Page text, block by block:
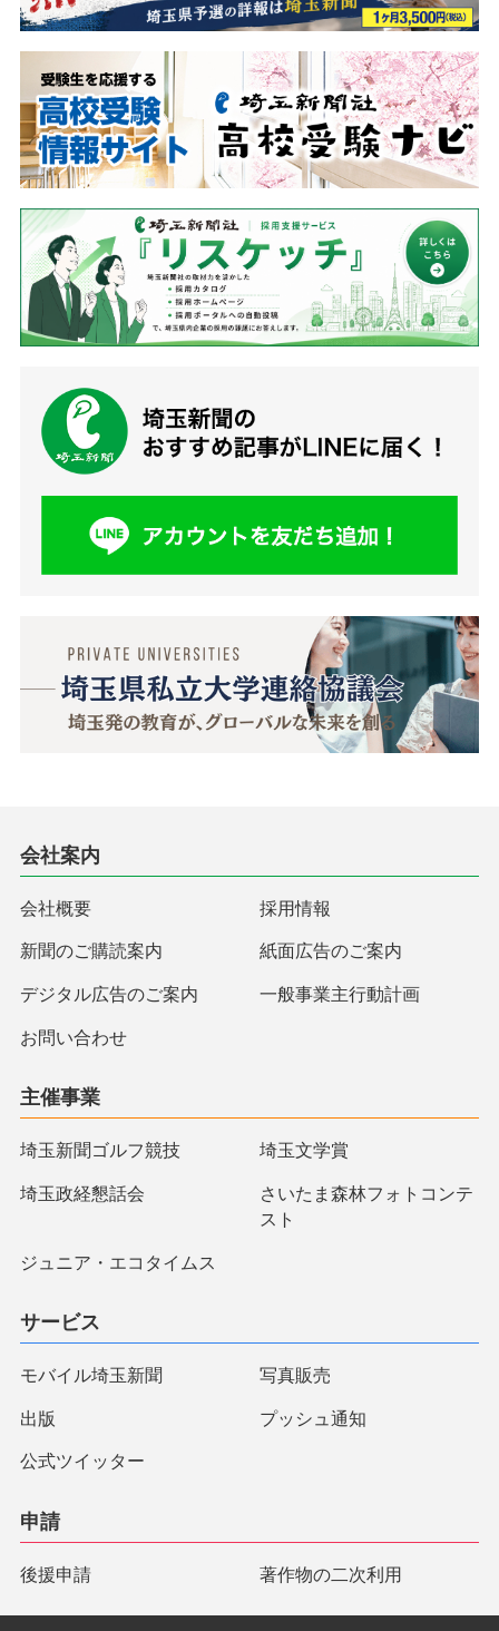
会社案内
会社概要 採用情報
新聞のご購読案内 紙面広告のご案内
デジタル広告のご案内 一般事業主行動計画
お問い合わせ
主催事業
埼玉新聞ゴルフ競技 埼玉文学賞
埼玉政経懇話会
さいたま森林フォトコンテ
スト
ジュニア・エコタイムス
サービス
モバイル埼玉新聞 写真販売
出版 プッシュ通知
公式ツイッター
申請
後援申請 著作物の二次利用